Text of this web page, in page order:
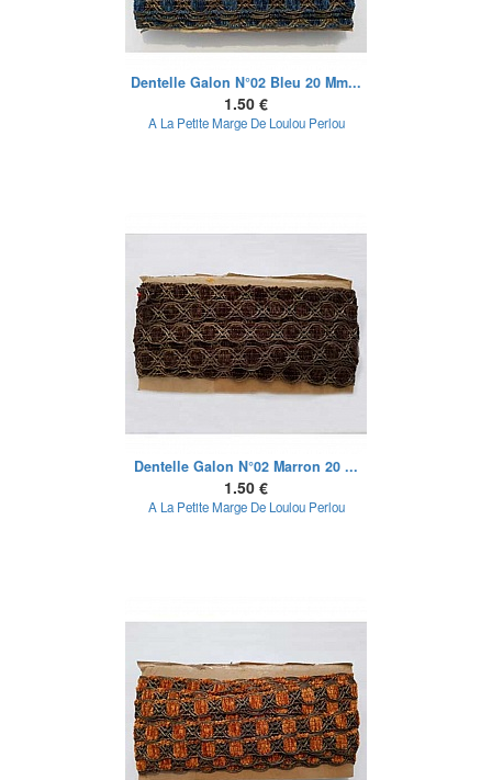
Dentelle Galon N°02 Bleu 20 Mm...
1.50 €
A La Petite Marge De Loulou Perlou
Dentelle Galon N°02 Marron 20 ...
1.50 €
A La Petite Marge De Loulou Perlou